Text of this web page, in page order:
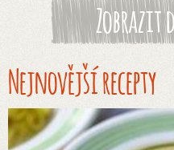
Zobrazit
Nejnovější recepty